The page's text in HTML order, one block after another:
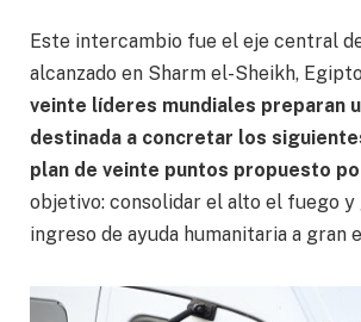
Este intercambio fue el eje central
alcanzado en Sharm el-Sheikh,
veinte líderes mundiales preparan
destinada a concretar los
plan de veinte puntos propuesto
objetivo: consolidar el alto el fuego
ingreso de ayuda humanitaria a gran